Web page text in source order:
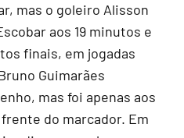
mas o goleiro Alisson
aos 19 minutos e
finais, em jogadas
Guimarães
mas foi apenas aos
do marcador. Em